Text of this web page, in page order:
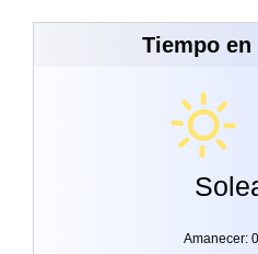
Tiempo en
Amanecer: